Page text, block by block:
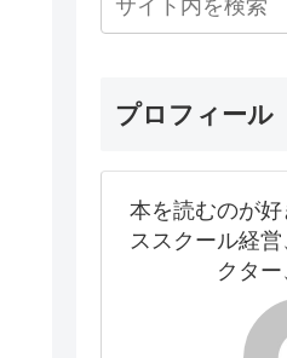
プロフィール
本を読むのが
ススクール経
クタ